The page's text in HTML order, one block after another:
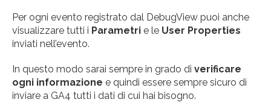
Per ogni evento registrato dal DebugView puoi anche
visualizzare tutti i Parametri e le User Properties
inviati nell’evento.
In questo modo sarai sempre in grado di verificare
ogni informazione e quindi essere sempre sicuro di
inviare a GA4 tutti i dati di cui hai bisogno.